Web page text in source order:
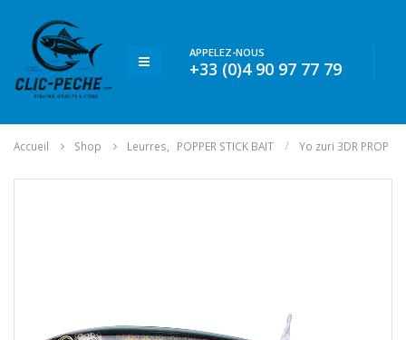
APPELEZ-NOUS
+33 (0)4 90 97 77 79
Accueil Shop Leurres POPPER STICK BAIT Yo zuri 3DR PROP